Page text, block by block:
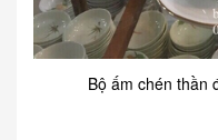
Bộ ấm chén thần